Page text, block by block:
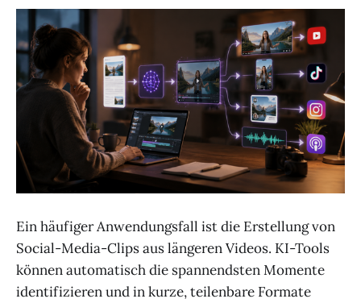
Ein häufiger Anwendungsfall ist die Erstellung von
Social-Media-Clips aus längeren Videos. KI-Tools
können automatisch die spannendsten Momente
identifizieren und in kurze, teilenbare Formate